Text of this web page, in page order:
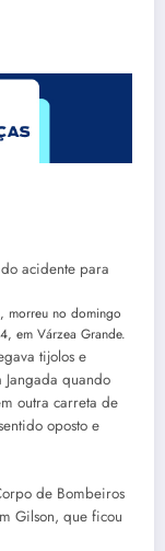
acidente para
morreu no domingo
em Várzea Grande.
tijolos e
quando
outra carreta de
oposto e
de Bombeiros
Gilson, que ficou